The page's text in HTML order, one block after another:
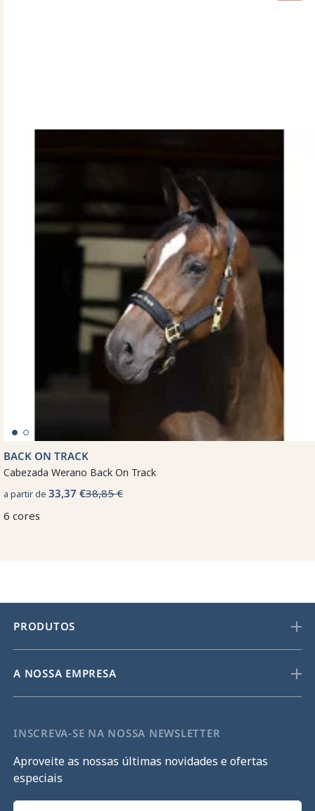
BACK ON TRACK
Cabezada Werano Back On Track
a partir de 33,37 €38,85 €
6 cores
PRODUTOS
A NOSSA EMPRESA
INSCREVA-SE NA NOSSA NEWSLETTER
Aproveite as nossas últimas novidades e ofertas
especiais